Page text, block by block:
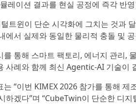
레이션 결과를 현실 공정에 즉각 반
트윈이 단순 시각화에 그치는 것과
에서 실제와 동일한 물리적 충돌 및
를 통해 스마트 팩토리, 에너지 관리,
사례와 함께 최신 Agentic-AI 기술이
“이번 KIMEX 2026 참가를 통해 제
하겠다”며 “CubeTwin이 단순한 디